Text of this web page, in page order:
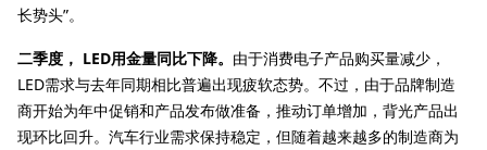
长势头”。
二季度， LED用金量同比下降。 由于消费电子产品购买量减少，
LED需求与去年同期相比普遍出现疲软态势。不过，由于品牌制造
商开始为年中促销和产品发布做准备，推动订单增加，背光产品出
现环比回升。汽车行业需求保持稳定，但随着越来越多的制造商为